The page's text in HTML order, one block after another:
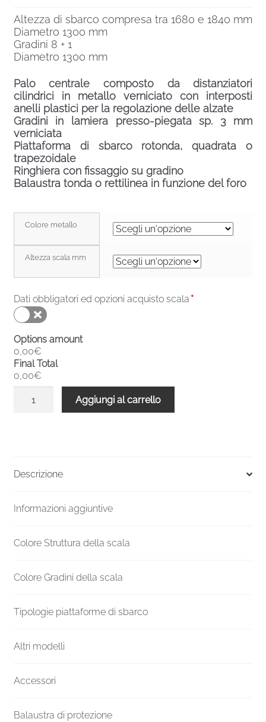
Altezza di sbarco compresa tra 1680 e 1840 mm
Diametro 1300 mm
Gradini 8 + 1
Diametro 1300 mm
Palo centrale composto da distanziatori
cilindrici in metallo verniciato con interposti
anelli plastici per la regolazione delle alzate
Gradini in lamiera presso-piegata sp. 3 mm
verniciata
Piattaforma di sbarco rotonda, quadrata o
trapezoidale
Ringhiera con fissaggio su gradino
Balaustra tonda o rettilinea in funzione del foro
Colore metallo
Altezza scala mm
Dati obbligatori ed opzioni acquisto scala *
Options amount
0,00€
Final Total
0,00€
F20ZV
1890-
Ø
mm
Aggiungi al carrello
Descrizione
Informazioni aggiuntive
Colore Struttura della scala
Colore Gradini della scala
Tipologie piattaforme di sbarco
Altri modelli
Accessori
Balaustra di protezione